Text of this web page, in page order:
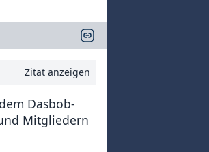
Zitat anzeigen
Dasbob-
Mitgliedern